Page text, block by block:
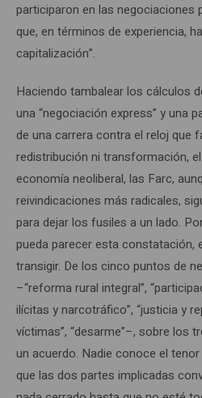
participaron en las negociaciones
que, en términos de experiencia,
capitalización”.
Haciendo tambalear los cálculos
una “negociación express” y una
de una carrera contra el reloj que
redistribución ni transformación,
economía neoliberal, las Farc,
reivindicaciones más radicales,
para dejar los fusiles a un lado.
pueda parecer esta constatación,
transigir. De los cinco puntos de
–“reforma rural integral”,
ilícitas y narcotráfico”, “justicia y
víctimas”, “desarme”–, sobre los
un acuerdo. Nadie conoce el
que las dos partes implicadas